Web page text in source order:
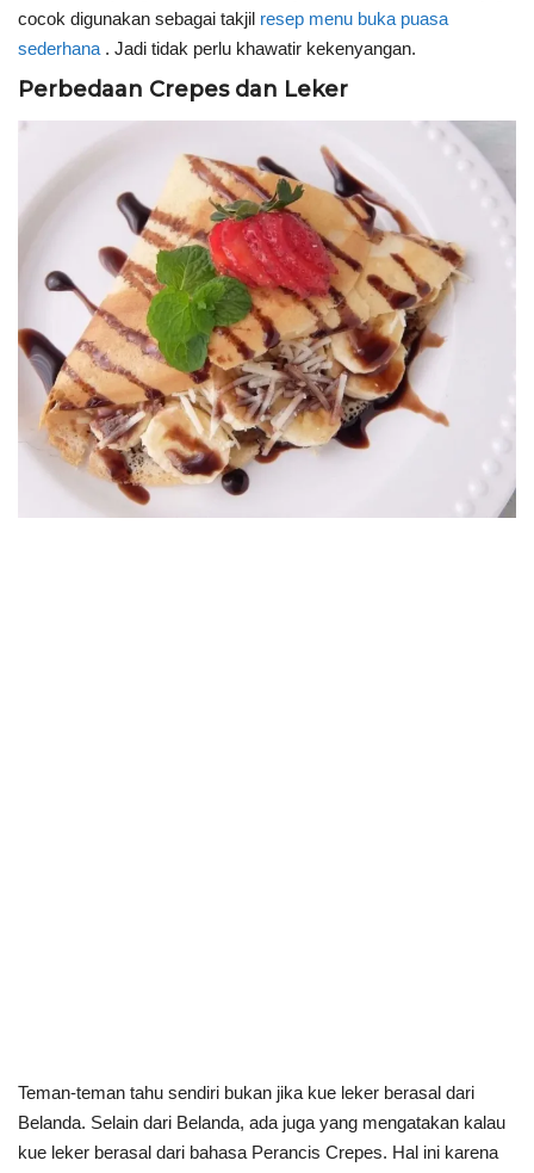
cocok digunakan sebagai takjil resep menu buka puasa
sederhana . Jadi tidak perlu khawatir kekenyangan.
Perbedaan Crepes dan Leker
Teman-teman tahu sendiri bukan jika kue leker berasal dari
Belanda. Selain dari Belanda, ada juga yang mengatakan kalau
kue leker berasal dari bahasa Perancis Crepes. Hal ini karena